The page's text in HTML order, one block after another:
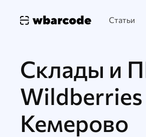
Статьи
Склады и
Wildberries
Кемерово